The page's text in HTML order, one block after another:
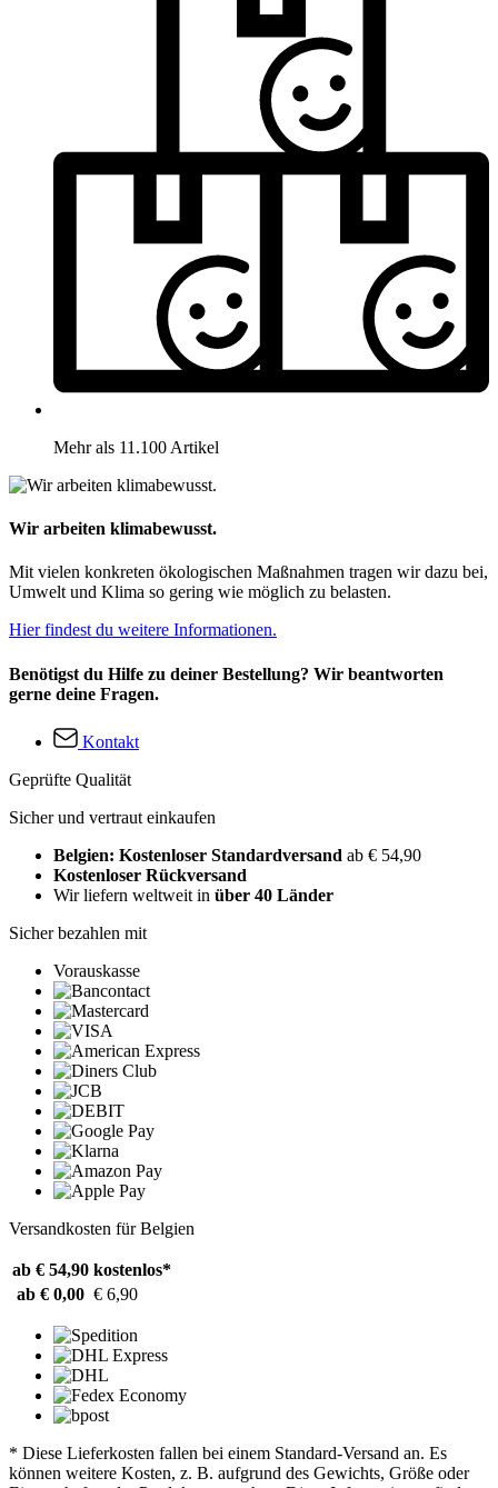
Mehr als 11.100 Artikel
Wir arbeiten klimabewusst.
Mit vielen konkreten ökologischen Maßnahmen tragen wir dazu bei,
Umwelt und Klima so gering wie möglich zu belasten.
Hier findest du weitere Informationen.
Benötigst du Hilfe zu deiner Bestellung? Wir beantworten
gerne deine Fragen.
Kontakt
Geprüfte Qualität
Sicher und vertraut einkaufen
Belgien: Kostenloser Standardversand ab € 54,90
Kostenloser Rückversand
Wir liefern weltweit in über 40 Länder
Sicher bezahlen mit
Vorauskasse
Versandkosten für Belgien
ab € 54,90 kostenlos*
ab € 0,00 € 6,90
* Diese Lieferkosten fallen bei einem Standard-Versand an. Es
können weitere Kosten, z. B. aufgrund des Gewichts, Größe oder